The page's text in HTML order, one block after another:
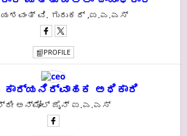
ಯಶವಂತ್‌ ವಿ. ಗುರುಕರ್‌ ,ಐ.ಎ.ಎಸ್
PROFILE
ಕಾರ್ಯನಿರ್ವಾಹಕ ಅಧಿಕಾರಿ
ಅನ್ಮೋಲ್ ಜೈನ್ ಐ.ಎ.ಎಸ್